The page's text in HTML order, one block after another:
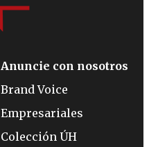
Anuncie con nosotros
Brand Voice
Empresariales
Colección ÚH